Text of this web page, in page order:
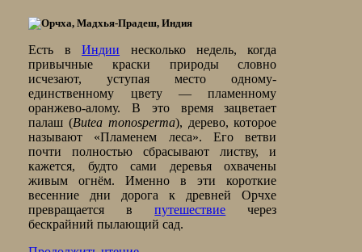
Есть вИндии несколько недель, когда
привычные краски природы словно
исчезают, уступая место одному-
единственному цвету — пламенному
оранжево-алому. В это время зацветает
палаш (Butea monosperma), дерево, которое
называют «Пламенем леса». Его ветви
почти полностью сбрасывают листву, и
кажется, будто сами деревья охвачены
живым огнём. Именно в эти короткие
весенние дни дорога к древней Орчхе
превращается впутешествие через
бескрайний пылающий сад.